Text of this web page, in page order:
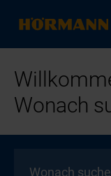
Wonach